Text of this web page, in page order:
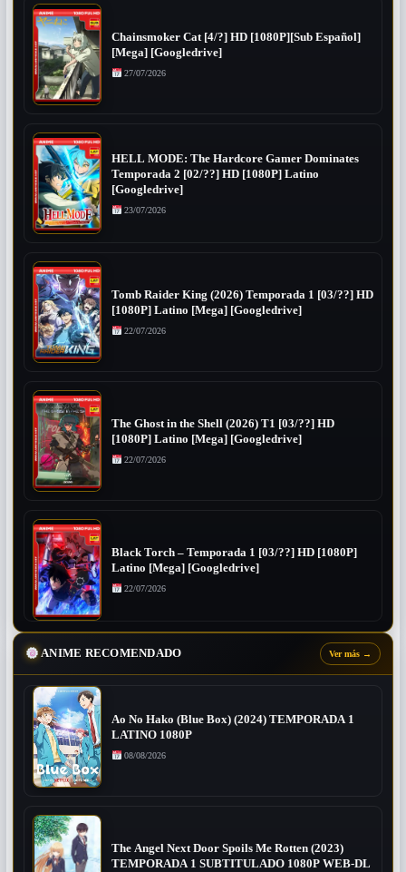
Chainsmoker Cat [4/?] HD [1080P][Sub Español]
[Mega] [Googledrive]
27/07/2026
HELL MODE: The Hardcore Gamer Dominates
Temporada 2 [02/??] HD [1080P] Latino
[Googledrive]
23/07/2026
Tomb Raider King (2026) Temporada 1 [03/??] HD
[1080P] Latino [Mega] [Googledrive]
22/07/2026
The Ghost in the Shell (2026) T1 [03/??] HD
[1080P] Latino [Mega] [Googledrive]
22/07/2026
Black Torch – Temporada 1 [03/??] HD [1080P]
Latino [Mega] [Googledrive]
22/07/2026
ANIME RECOMENDADO Ver más →
Ao No Hako (Blue Box) (2024) TEMPORADA 1
LATINO 1080P
08/08/2026
The Angel Next Door Spoils Me Rotten (2023)
TEMPORADA 1 SUBTITULADO 1080P WEB-DL